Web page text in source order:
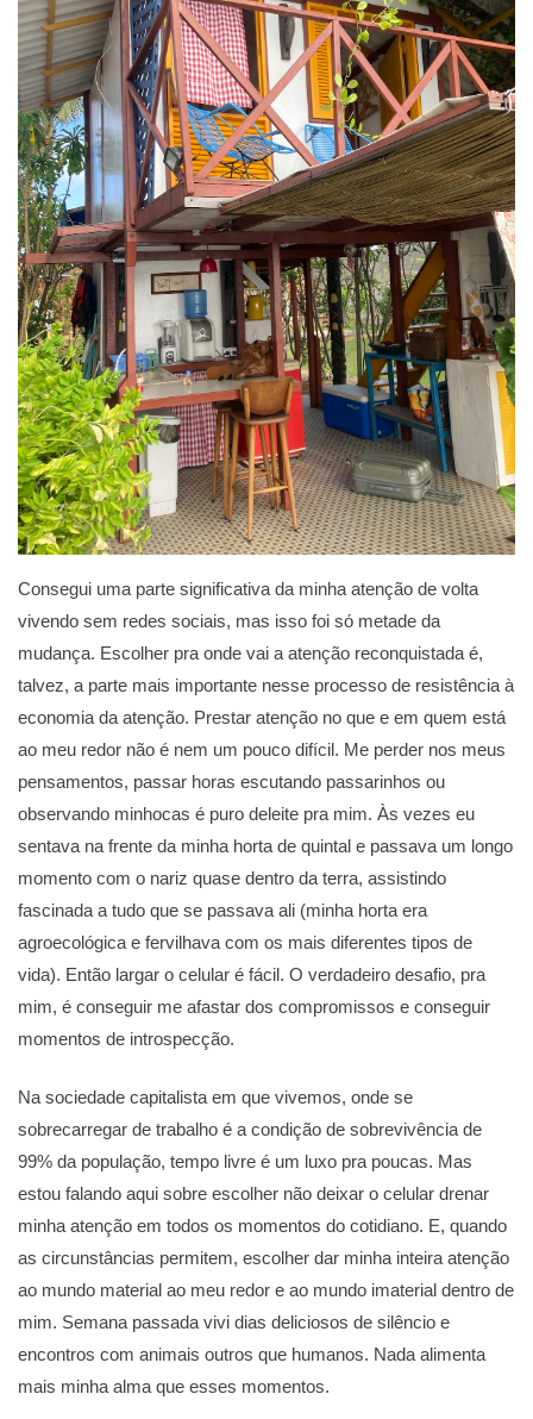
Consegui uma parte significativa da minha atenção de volta
vivendo sem redes sociais, mas isso foi só metade da
mudança. Escolher pra onde vai a atenção reconquistada é,
talvez, a parte mais importante nesse processo de resistência à
economia da atenção. Prestar atenção no que e em quem está
ao meu redor não é nem um pouco difícil. Me perder nos meus
pensamentos, passar horas escutando passarinhos ou
observando minhocas é puro deleite pra mim. Às vezes eu
sentava na frente da minha horta de quintal e passava um longo
momento com o nariz quase dentro da terra, assistindo
fascinada a tudo que se passava ali (minha horta era
agroecológica e fervilhava com os mais diferentes tipos de
vida). Então largar o celular é fácil. O verdadeiro desafio, pra
mim, é conseguir me afastar dos compromissos e conseguir
momentos de introspecção.
Na sociedade capitalista em que vivemos, onde se
sobrecarregar de trabalho é a condição de sobrevivência de
99% da população, tempo livre é um luxo pra poucas. Mas
estou falando aqui sobre escolher não deixar o celular drenar
minha atenção em todos os momentos do cotidiano. E, quando
as circunstâncias permitem, escolher dar minha inteira atenção
ao mundo material ao meu redor e ao mundo imaterial dentro de
mim. Semana passada vivi dias deliciosos de silêncio e
encontros com animais outros que humanos. Nada alimenta
mais minha alma que esses momentos.